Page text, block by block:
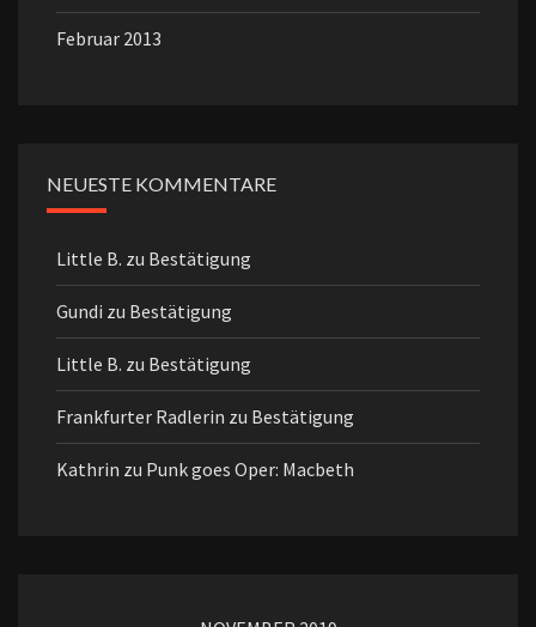
Februar 2013
NEUESTE KOMMENTARE
Little B. zu Bestätigung
Gundi zu Bestätigung
Little B. zu Bestätigung
Frankfurter Radlerin zu Bestätigung
Kathrin zu Punk goes Oper: Macbeth